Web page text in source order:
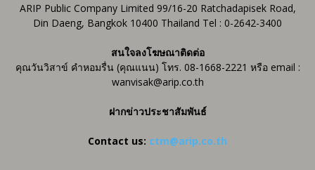
ARIP Public Company Limited 99/16-20 Ratchadapisek Road,
Din Daeng, Bangkok 10400 Thailand Tel : 0-2642-3400
สนใจลงโฆษณาติดต่อ
คุณวันวิสาข์ คำหอมรื่น (คุณแนน) โทร. 08-1668-2221 หรือ email :
wanvisak@arip.co.th
ฝากข่าวประชาสัมพันธ์
Contact us: ctm@arip.co.th